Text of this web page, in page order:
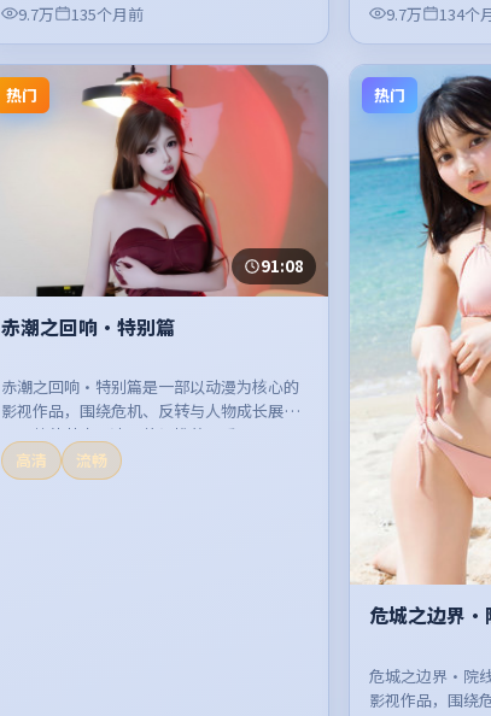
9.7万
135个月前 9.7万 134个
热门
91:08
赤潮之回响·特别篇
赤潮之回响·特别篇是一部以动漫为核心的
影视作品，围绕危机、反转与人物成长展
开，整体节奏紧凑，值得推荐观看。
高清
流畅
热门
危城之边界·
危城之边界·院
影视作品，围绕